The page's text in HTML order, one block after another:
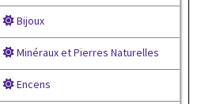
Bijoux
Minéraux et Pierres Naturelles
Encens